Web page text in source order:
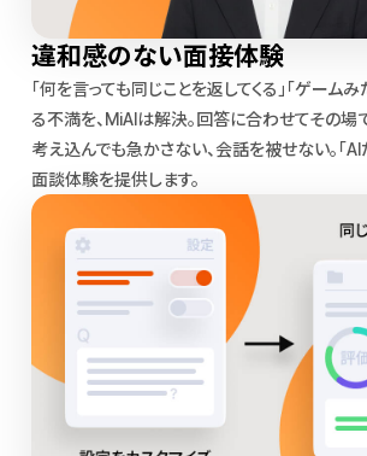
違和感のない面接体験
「何を言っても同じことを返してくる」「ゲーム
る不満を、MiAIは解決。回答に合わせてその場
考え込んでも急かさない、会話を被せない。「AI
面談体験を提供します。